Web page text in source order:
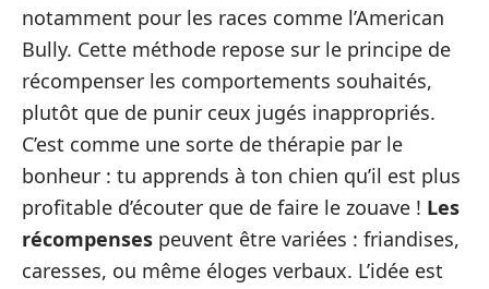
notamment pour les races comme l’American
Bully. Cette méthode repose sur le principe de
récompenser les comportements souhaités,
plutôt que de punir ceux jugés inappropriés.
C’est comme une sorte de thérapie par le
bonheur : tu apprends à ton chien qu’il est plus
profitable d’écouter que de faire le zouave ! Les
récompenses peuvent être variées : friandises,
caresses, ou même éloges verbaux. L’idée est